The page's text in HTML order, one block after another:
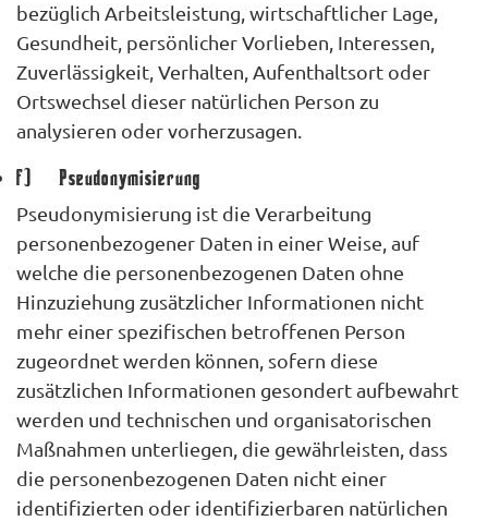
bezüglich Arbeitsleistung, wirtschaftlicher Lage,
Gesundheit, persönlicher Vorlieben, Interessen,
Zuverlässigkeit, Verhalten, Aufenthaltsort oder
Ortswechsel dieser natürlichen Person zu
analysieren oder vorherzusagen.
f) Pseudonymisierung
Pseudonymisierung ist die Verarbeitung
personenbezogener Daten in einer Weise, auf
welche die personenbezogenen Daten ohne
Hinzuziehung zusätzlicher Informationen nicht
mehr einer spezifischen betroffenen Person
zugeordnet werden können, sofern diese
zusätzlichen Informationen gesondert aufbewahrt
werden und technischen und organisatorischen
Maßnahmen unterliegen, die gewährleisten, dass
die personenbezogenen Daten nicht einer
identifizierten oder identifizierbaren natürlichen